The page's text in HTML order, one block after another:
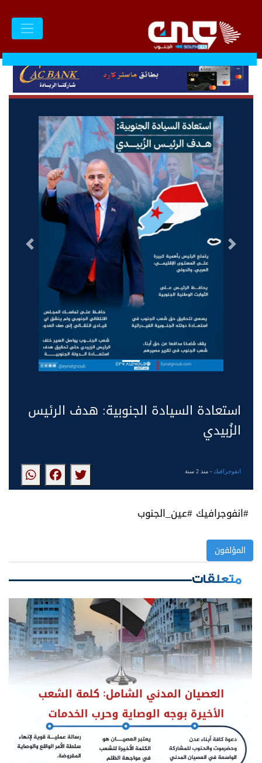
التالى السابق
استعادة السيادة الجنوبية: هدف الرئيس
الزُبيدي
انفوجرافيك- منذ 2 سنة
#انفوجرافيك #عين_الجنوب
المؤلفون
متعلقات